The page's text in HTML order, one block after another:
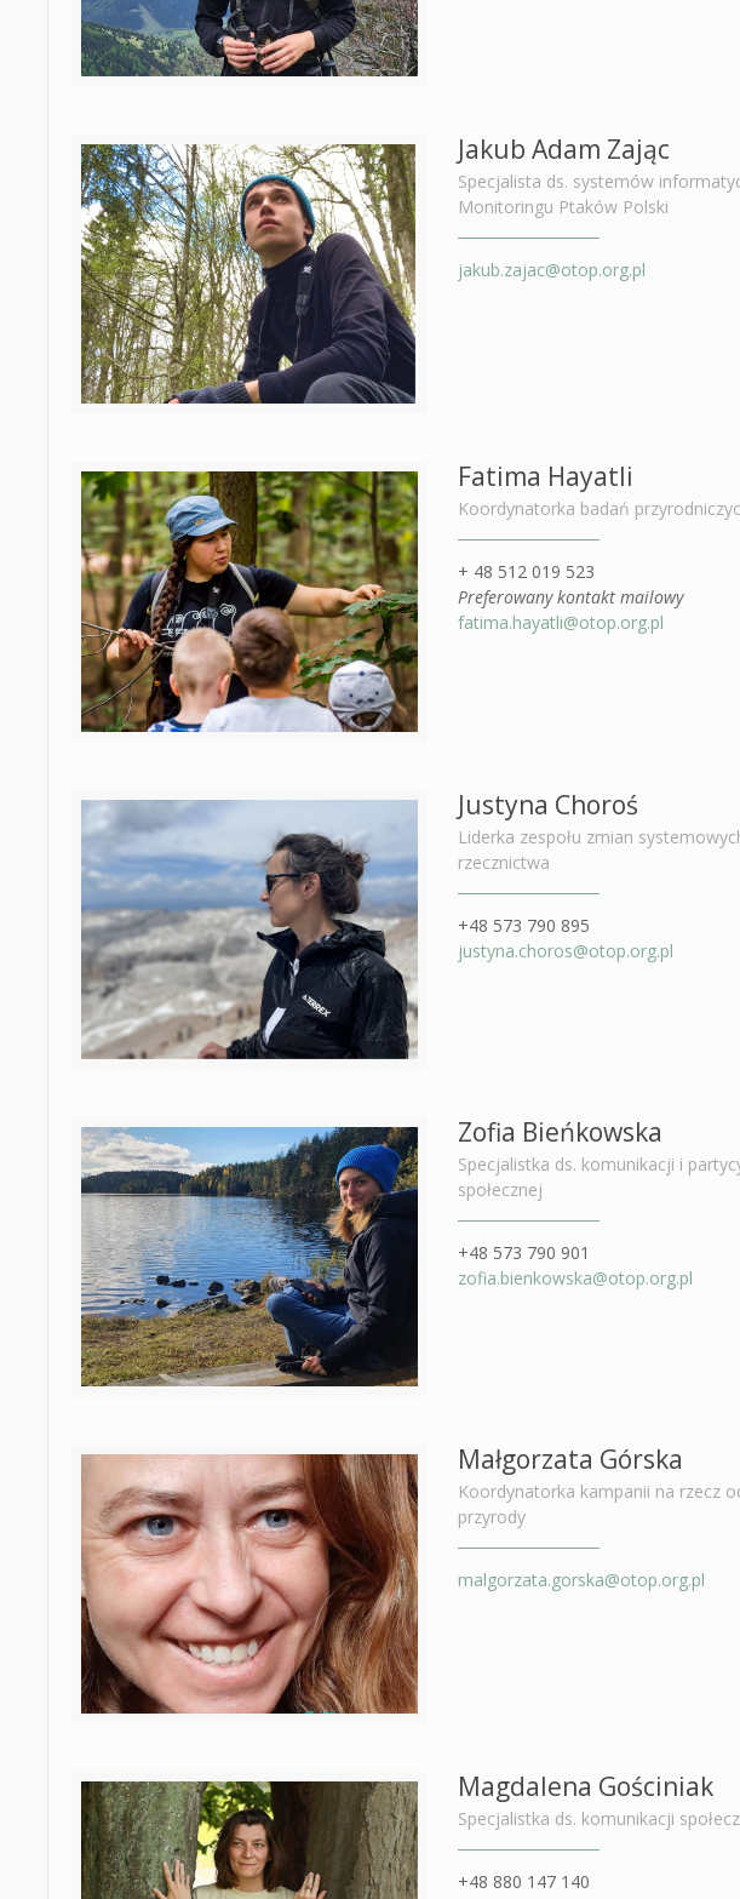
Jakub Adam Zając
Specjalista ds. systemów
Monitoringu Ptaków Polski
jakub.zajac@otop.org.pl
Fatima Hayatli
Koordynatorka badań
+ 48 512 019 523
Preferowany kontakt mailowy
fatima.hayatli@otop.org.pl
Justyna Choroś
Liderka zespołu zmian
rzecznictwa
+48 573 790 895
justyna.choros@otop.org.pl
Zofia Bieńkowska
Specjalistka ds. komunikacji i
społecznej
+48 573 790 901
zofia.bienkowska@otop.org.pl
Małgorzata Górska
Koordynatorka kampanii na rzecz
przyrody
malgorzata.gorska@otop.org.pl
Magdalena Gościniak
Specjalistka ds. komunikacji
+48 880 147 140